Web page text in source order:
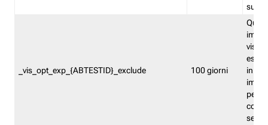
_vis_opt_exp_{ABTESTID}_exclude 100 giorni
in